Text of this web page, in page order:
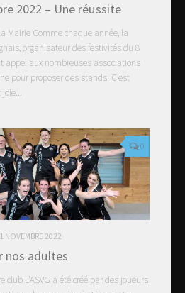
2022 – Une réussite
Mairie Comme chaque année, la
organisateur des festivités du 8
appel aux nombreuses associations
pour proposer des stands. C’est
0
1 NOVEMBRE 2022
nos adultes
club L’ASVG a été créé par des joueurs